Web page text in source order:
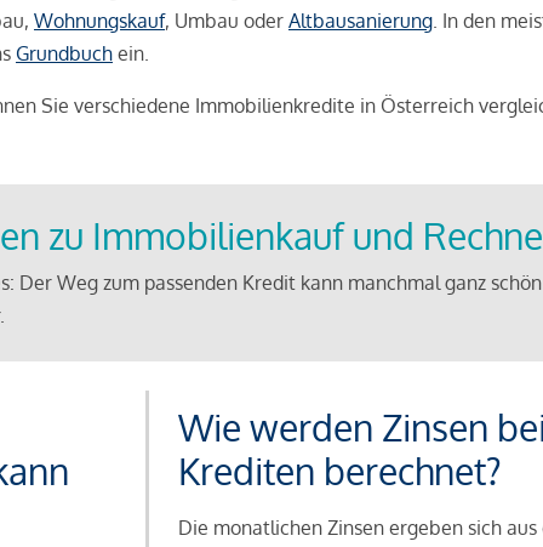
Wohnungskauf, Umbau oder Altbausanierung. In den
Grundbuch ein.
Sie verschiedene Immobilienkredite in Österreich
zu Immobilienkauf und
Der Weg zum passenden Kredit kann manchmal ganz
Wie werden Zinsen bei
Krediten berechnet?
Die monatlichen Zinsen ergeben sich aus